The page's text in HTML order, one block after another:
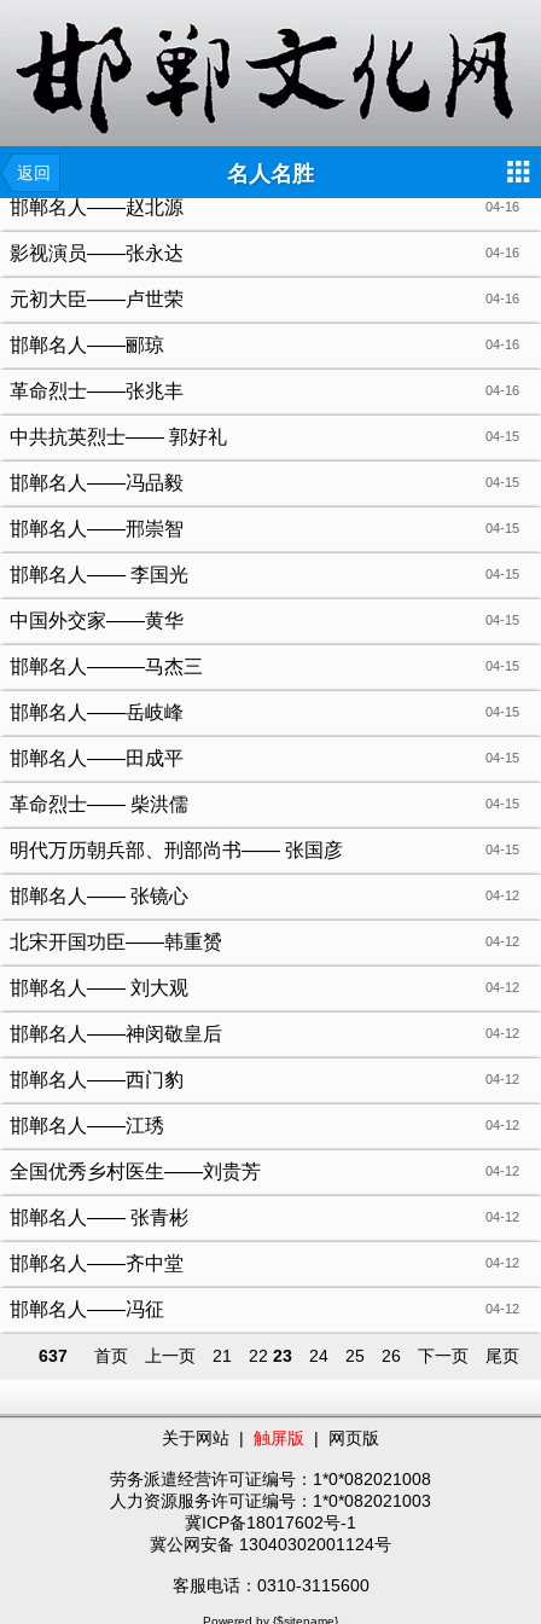
返回 名人名胜
04-16
邯郸名人——赵北源
04-16
影视演员——张永达
04-16
元初大臣——卢世荣
04-16
邯郸名人——郦琼
04-16
革命烈士——张兆丰
04-15
中共抗英烈士—— 郭好礼
04-15
邯郸名人——冯品毅
04-15
邯郸名人——邢崇智
04-15
邯郸名人—— 李国光
04-15
中国外交家——黄华
04-15
邯郸名人———马杰三
04-15
邯郸名人——岳岐峰
04-15
邯郸名人——田成平
04-15
革命烈士—— 柴洪儒
04-15
明代万历朝兵部、刑部尚书—— 张国彦
04-12
邯郸名人—— 张镜心
04-12
北宋开国功臣——韩重赟
04-12
邯郸名人—— 刘大观
04-12
邯郸名人——神闵敬皇后
04-12
邯郸名人——西门豹
04-12
邯郸名人——江琇
04-12
全国优秀乡村医生——刘贵芳
04-12
邯郸名人—— 张青彬
04-12
邯郸名人——齐中堂
04-12
邯郸名人——冯征
637 首页 上一页 21 22 23 24 25 26 下一页 尾页
关于网站 | 触屏版 | 网页版
劳务派遣经营许可证编号：1*0*082021008
人力资源服务许可证编号：1*0*082021003
冀ICP备18017602号-1
冀公网安备 13040302001124号
客服电话：0310-3115600
Powered by {$sitename}